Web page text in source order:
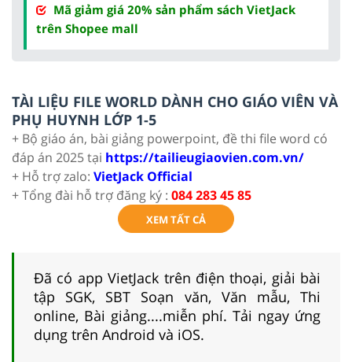
Mã giảm giá 20% sản phẩm sách VietJack
trên Shopee mall
TÀI LIỆU FILE WORLD DÀNH CHO GIÁO VIÊN VÀ
PHỤ HUYNH LỚP 1-5
+ Bộ giáo án, bài giảng powerpoint, đề thi file word có
đáp án 2025 tại https://tailieugiaovien.com.vn/
+ Hỗ trợ zalo: VietJack Official
+ Tổng đài hỗ trợ đăng ký : 084 283 45 85
XEM TẤT CẢ
Đã có app VietJack trên điện thoại, giải bài
tập SGK, SBT Soạn văn, Văn mẫu, Thi
online, Bài giảng....miễn phí. Tải ngay ứng
dụng trên Android và iOS.